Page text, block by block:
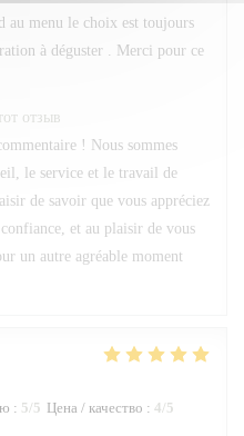
au menu le choix est toujours
à déguster . Merci pour ce
отзыв
! Nous sommes
le service et le travail de
de savoir que vous appréciez
et au plaisir de vous
un autre agréable moment
: 5/5 Цена / качество : 4/5